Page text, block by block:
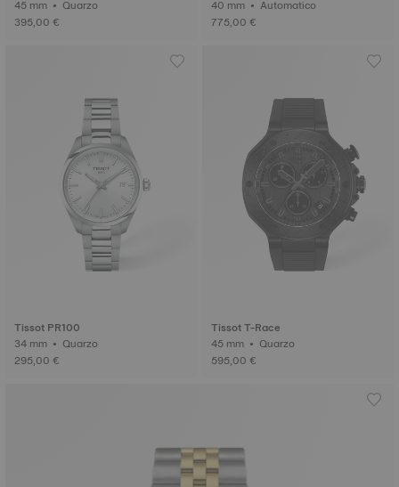
45 mm • Quarzo
395,00 €
40 mm • Automatico
775,00 €
Tissot PR100
34 mm • Quarzo
295,00 €
Tissot T-Race
45 mm • Quarzo
595,00 €